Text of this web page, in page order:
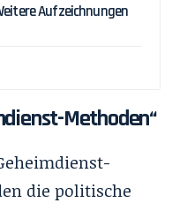
Aufzeichnungen
Methoden“
die politische